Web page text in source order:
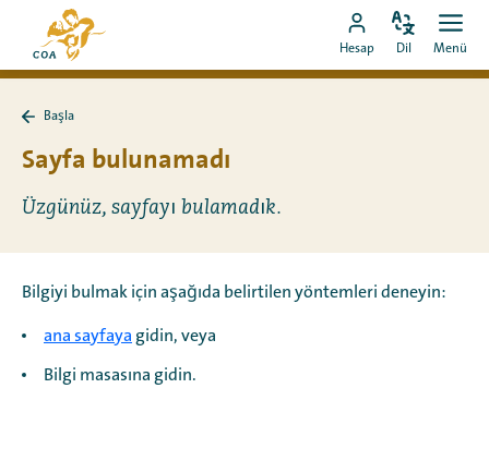
Doğrudan
içeriğe
git
MyCOA
ana
sayfasına
MyCOA
hesabına
Hesap
Dili
Dil
Aç
Menü
Başla
geri
Başla
Sayfa bulunamadı
Üzgünüz, sayfayı bulamadık.
Bilgiyi bulmak için aşağıda belirtilen yöntemleri deneyin:
ana sayfaya gidin, veya
Bilgi masasına gidin.